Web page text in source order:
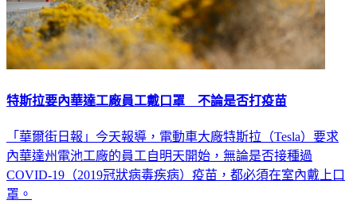
特斯拉要內華達工廠員工戴口罩 不論是否打疫苗
「華爾街日報」今天報導，電動車大廠特斯拉（Tesla）要求
內華達州電池工廠的員工自明天開始，無論是否接種過
COVID-19（2019冠狀病毒疾病）疫苗，都必須在室內戴上口
罩。